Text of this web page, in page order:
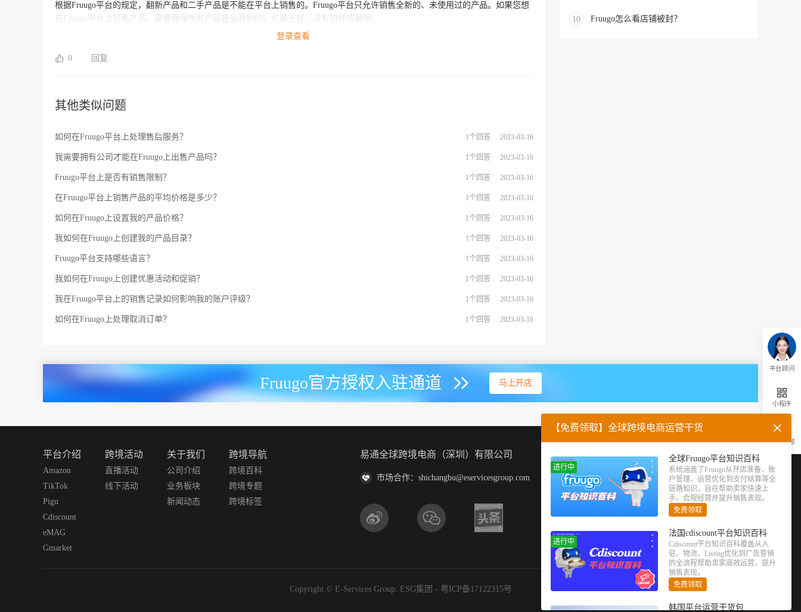
根据Fruugo平台的规定，翻新产品和二手产品是不能在平台上销售的。Fruugo平台只允许销售全新的、未使用过的产品。如果您想
在Fruugo平台上销售产品，需要确保所有产品是品牌新的，包装完好，没有损坏或翻新。
登录查看
0 回复
其他类似问题
如何在Fruugo平台上处理售后服务？ 1个回答 2023-03-16
我需要拥有公司才能在Fruugo上出售产品吗？ 1个回答 2023-03-16
Fruugo平台上是否有销售限制？ 1个回答 2023-03-16
在Fruugo平台上销售产品的平均价格是多少？ 1个回答 2023-03-16
如何在Fruugo上设置我的产品价格？ 1个回答 2023-03-16
我如何在Fruugo上创建我的产品目录？ 1个回答 2023-03-16
Fruugo平台支持哪些语言？ 1个回答 2023-03-16
我如何在Fruugo上创建优惠活动和促销？ 1个回答 2023-03-16
我在Fruugo平台上的销售记录如何影响我的账户评级？ 1个回答 2023-03-16
如何在Fruugo上处理取消订单？ 1个回答 2023-03-16
10 Fruugo怎么看店铺被封？
Fruugo官方授权入驻通道 马上开店
平台顾问
小程序
返回顶部
平台介绍
Amazon
TikTok
Pigu
Cdiscount
eMAG
Gmarket
跨境活动
直播活动
线下活动
关于我们
公司介绍
业务板块
新闻动态
跨境导航
跨境百科
跨境专题
跨境标签
易通全球跨境电商（深圳）有限公司
市场合作：shichangbu@eservicesgroup.com
企业微信 官方公众号
Copyright © E-Services Group. ESG集团 - 粤ICP备17122315号
【免费领取】全球跨境电商运营干货
进行中
全球Fruugo平台知识百科
系统涵盖了Fruugo从开店准备、账
户管理、运营优化到支付结算等全
链路知识，旨在帮助卖家快速上
手、合规经营并提升销售表现。
免费领取
进行中
法国cdiscount平台知识百科
Cdiscount平台知识百科覆盖从入
驻、物流、Listing优化到广告营销
的全流程帮助卖家高效运营，提升
销售表现。
免费领取
韩国平台运营干货包